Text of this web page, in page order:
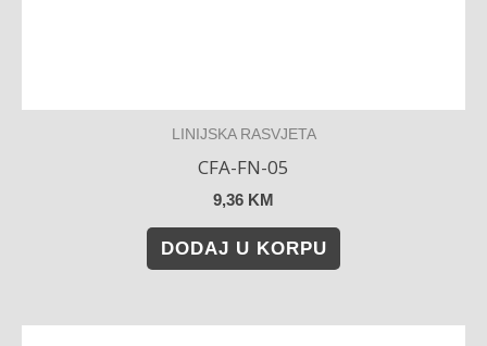
LINIJSKA RASVJETA
CFA-FN-05
9,36 KM
DODAJ U KORPU